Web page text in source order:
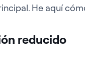
He aquí
reducido